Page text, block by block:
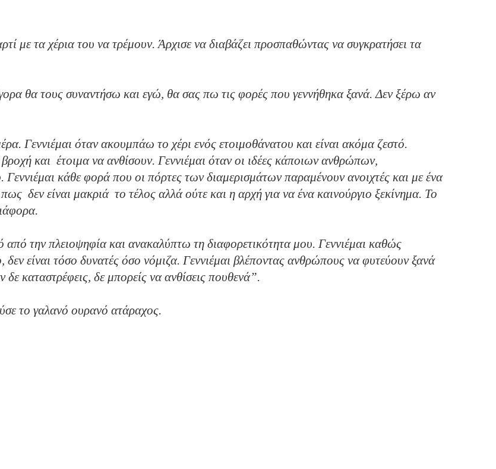
με τα χέρια του να τρέμουν. Άρχισε να διαβάζει προσπαθώντας να συγκρατήσει τα
θα τους συναντήσω και εγώ, θα σας πω τις φορές που γεννήθηκα ξανά. Δεν ξέρω αν
Γεννιέμαι όταν ακουμπάω το χέρι ενός ετοιμοθάνατου και είναι ακόμα ζεστό.
και έτοιμα να ανθίσουν. Γεννιέμαι όταν οι ιδέες κάποιων ανθρώπων,
κάθε φορά που οι πόρτες των διαμερισμάτων παραμένουν ανοιχτές και με ένα
δεν είναι μακριά το τέλος αλλά ούτε και η αρχή για να ένα καινούργιο ξεκίνημα. Το
από την πλειοψηφία και ανακαλύπτω τη διαφορετικότητα μου. Γεννιέμαι καθώς
είναι τόσο δυνατές όσο νόμιζα. Γεννιέμαι βλέποντας ανθρώπους να φυτεύουν ξανά
καταστρέφεις, δε μπορείς να ανθίσεις πουθενά”.
το γαλανό ουρανό ατάραχος.
αλλά δε μπορώ.’’